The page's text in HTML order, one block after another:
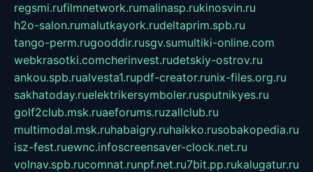
regsmi.rufilmnetwork.rumalinasp.rukinosvin.ru
h2o-salon.rumalutkayork.rudeltaprim.spb.ru
tango-perm.rugooddir.rusgv.sumultiki-online.com
webkrasotki.comcherinvest.rudetskiy-ostrov.ru
ankou.spb.rualvesta1.rupdf-creator.runix-files.org.ru
sakhatoday.ruelektrikersymboler.rusputnikyes.ru
golf2club.msk.ruaeforums.ruzallclub.ru
multimodal.msk.ruhabaigry.ruhaikko.rusobakopedia.ru
isz-fest.ruewnc.infoscreensaver-clock.net.ru
volnav.spb.rucomnat.runpf.net.ru7bit.pp.rukalugatur.ru